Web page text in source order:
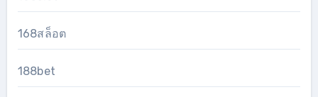
168สล็อต
188bet